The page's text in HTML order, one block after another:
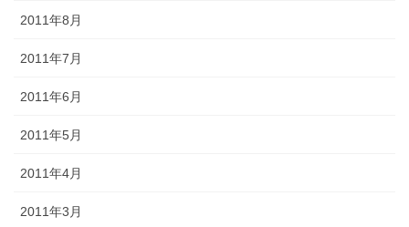
2011年8月
2011年7月
2011年6月
2011年5月
2011年4月
2011年3月